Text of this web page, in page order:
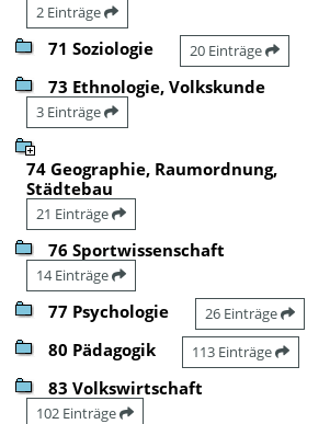
2 Einträge
71 Soziologie 20 Einträge
73 Ethnologie, Volkskunde
3 Einträge
74 Geographie, Raumordnung,
Städtebau
21 Einträge
76 Sportwissenschaft
14 Einträge
77 Psychologie 26 Einträge
80 Pädagogik 113 Einträge
83 Volkswirtschaft
102 Einträge